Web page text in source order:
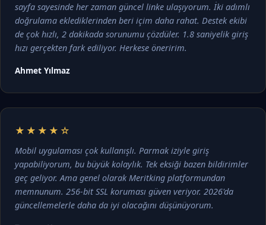
sayfa sayesinde her zaman güncel linke ulaşıyorum. İki adımlı
doğrulama eklediklerinden beri içim daha rahat. Destek ekibi
de çok hızlı, 2 dakikada sorunumu çözdüler. 1.8 saniyelik giriş
hızı gerçekten fark ediliyor. Herkese öneririm.
Ahmet Yılmaz
★★★★☆
Mobil uygulaması çok kullanışlı. Parmak iziyle giriş
yapabiliyorum, bu büyük kolaylık. Tek eksiği bazen bildirimler
geç geliyor. Ama genel olarak Meritking platformundan
memnunum. 256-bit SSL koruması güven veriyor. 2026'da
güncellemelerle daha da iyi olacağını düşünüyorum.